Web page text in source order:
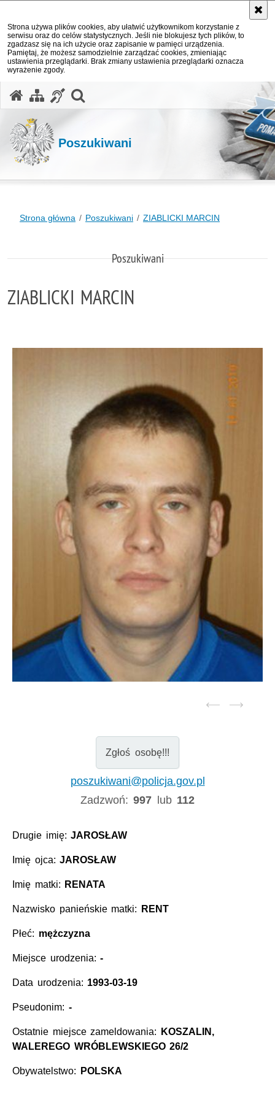
Strona używa plików cookies, aby ułatwić użytkownikom korzystanie z
serwisu oraz do celów statystycznych. Jeśli nie blokujesz tych plików, to
zgadzasz się na ich użycie oraz zapisanie w pamięci urządzenia.
Pamiętaj, że możesz samodzielnie zarządzać cookies, zmieniając
ustawienia przeglądarki. Brak zmiany ustawienia przeglądarki oznacza
wyrażenie zgody.
Poszukiwani
Strona główna Poszukiwani ZIABLICKI MARCIN
Poszukiwani
ZIABLICKI MARCIN
Zgłoś osobę!!!
poszukiwani@policja.gov.pl
Zadzwoń:997 lub 112
Drugie imię:JAROSŁAW
Imię ojca:JAROSŁAW
Imię matki: RENATA
Nazwisko panieńskie matki: RENT
Płeć: mężczyzna
Miejsce urodzenia:-
Data urodzenia: 1993-03-19
Pseudonim: -
Ostatnie miejsce zameldowania:
KOSZALIN,
WALEREGO WRÓBLEWSKIEGO 26/2
Obywatelstwo: POLSKA